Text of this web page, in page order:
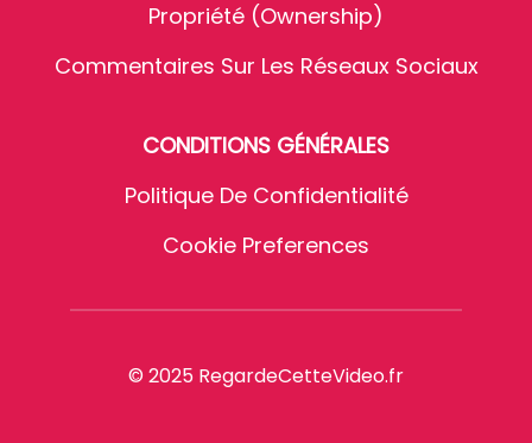
Propriété (Ownership)
Commentaires Sur Les Réseaux Sociaux
CONDITIONS GÉNÉRALES
Politique De Confidentialité
Cookie Preferences
© 2025 RegardeCetteVideo.fr